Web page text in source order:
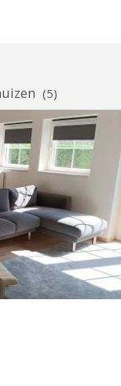
(5)
KV 1427
proche de
4 km). Bus 34 pour
: 480€ par mois,
uniquement en
sont occupées par...